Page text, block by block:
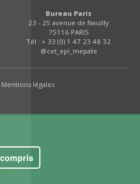
Bureau Paris
23 - 25 avenue de Neuilly
75116 PARIS
Tél : + 33 (0) 1 47 23 48 32
@cet_epi_mepate
Mentions légales
bien
moi